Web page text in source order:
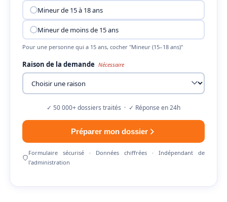
Mineur de 15 à 18 ans
Mineur de moins de 15 ans
Pour une personne qui a 15 ans, cocher "Mineur (15–18 ans)"
Raison de la demande Nécessaire
✓ 50 000+ dossiers traités · ✓ Réponse en 24h
Préparer mon dossier
Formulaire sécurisé · Données chiffrées · Indépendant de
l'administration